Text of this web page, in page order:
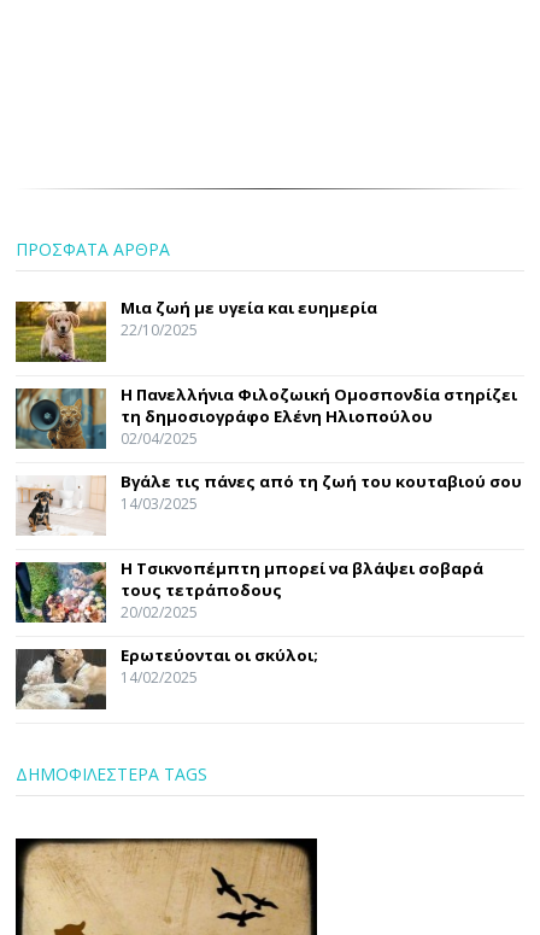
ΠΡΟΣΦΑΤΑ ΑΡΘΡΑ
Μια ζωή με υγεία και ευημερία
22/10/2025
Η Πανελλήνια Φιλοζωική Ομοσπονδία στηρίζει
τη δημοσιογράφο Ελένη Ηλιοπούλου
02/04/2025
Βγάλε τις πάνες από τη ζωή του κουταβιού σου
14/03/2025
Η Τσικνοπέμπτη μπορεί να βλάψει σοβαρά
τους τετράποδους
20/02/2025
Ερωτεύονται οι σκύλοι;
14/02/2025
ΔΗΜΟΦΙΛΕΣΤΕΡΑ TAGS